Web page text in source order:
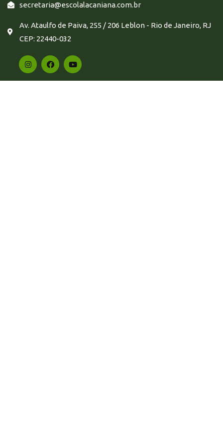
secretaria@escolalacaniana.com.br
Av. Ataulfo de Paiva, 255 / 206 Leblon - Rio de Janeiro, RJ
CEP: 22440-032